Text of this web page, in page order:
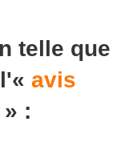
telle que
avis
» :